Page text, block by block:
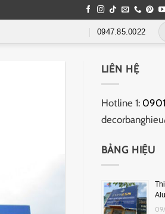
0947.85.0022
LIÊN HỆ
Hotline 1:
BẢNG HIỆU